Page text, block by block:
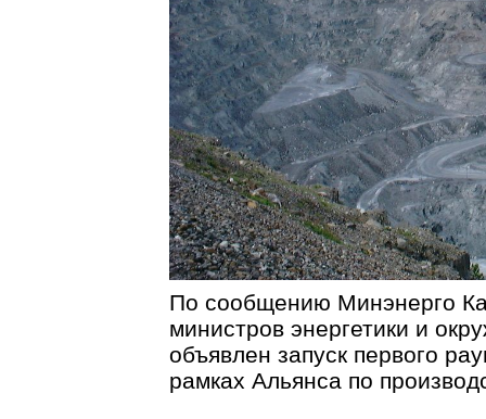
По сообщению Минэнерго
министров энергетики и
объявлен запуск первого
рамках Альянса по